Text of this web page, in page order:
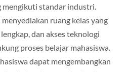
mengikuti standar industri.
ruang kelas yang
dan akses teknologi
proses belajar mahasiswa.
dapat mengembangkan